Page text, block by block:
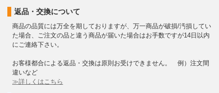
返品・交換について
商品の品質には万全を期しておりますが、万一商品が破損/汚損してい
た場合、ご注文の品と違う商品が届いた場合はお手数ですが14日以内
にご連絡下さい。
お客様都合による返品・交換は原則お受けできません。 例）注文間
違いなど
≫詳しくはこちら